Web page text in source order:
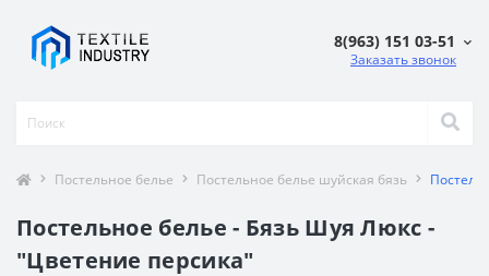
8(963) 151 03-51
Заказать звонок
Постельное белье Постельное белье шуйская бязь
Постельное белье - Бязь Шуя Люкс -
"Цветение персика"